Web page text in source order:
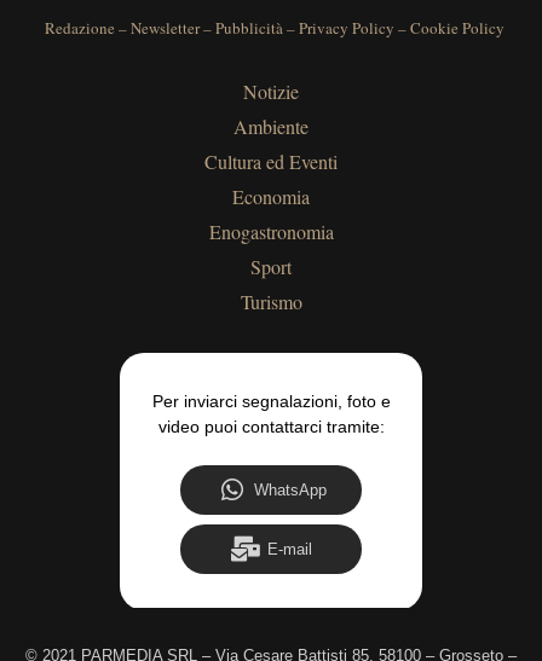
Redazione –Newsletter–Pubblicità–Privacy Policy –Cookie Policy
Notizie
Ambiente
Cultura ed Eventi
Economia
Enogastronomia
Sport
Turismo
Per inviarci segnalazioni, foto e
video puoi contattarci tramite:
WhatsApp
E-mail
© 2021 PARMEDIA SRL – Via Cesare Battisti 85, 58100 – Grosseto –